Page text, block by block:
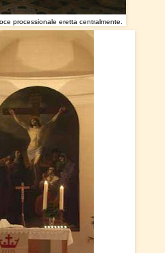
processionale eretta centralmente.